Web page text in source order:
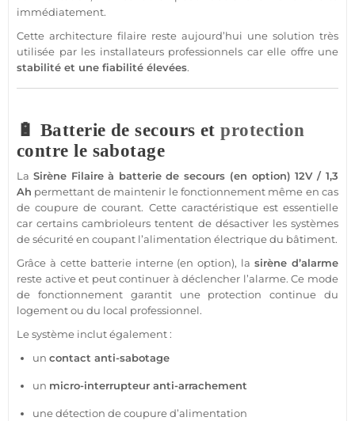
immédiatement.
Cette architecture filaire reste aujourd’hui une solution très
utilisée par les installateurs professionnels car elle offre une
stabilité et une fiabilité élevées.
🔋 Batterie de secours etprotection
contre le sabotage
La Sirène Filaireà batterie de secours (en option)12V/ 1,3
Ah permettant de maintenir le fonctionnement même en cas
de coupure de courant. Cette caractéristique est essentielle
car certains cambrioleurs tentent de désactiver les systèmes
desécuritéen coupant l’alimentation électrique du bâtiment.
Grâce à cette batterie interne (en option), lasirène d’alarme
reste active et peut continuer à déclencher l’alarme. Ce mode
de fonctionnement garantit une protection continue du
logementou du local professionnel.
Lesystème inclut également :
un contact anti-sabotage
un micro-interrupteur anti-arrachement
une détection de coupure d’alimentation